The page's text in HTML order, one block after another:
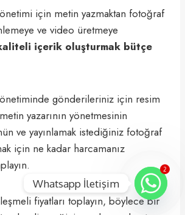
için metin yazmaktan fotoğraf
ve video üretmeye
içerik oluşturmak bütçe
gönderileriniz için resim
yazarının yönetmesinin
ve yayınlamak istediğiniz fotoğraf
için ne kadar harcamanız
fiyatları toplayın, böylece bir
2
Whatsapp İletişim